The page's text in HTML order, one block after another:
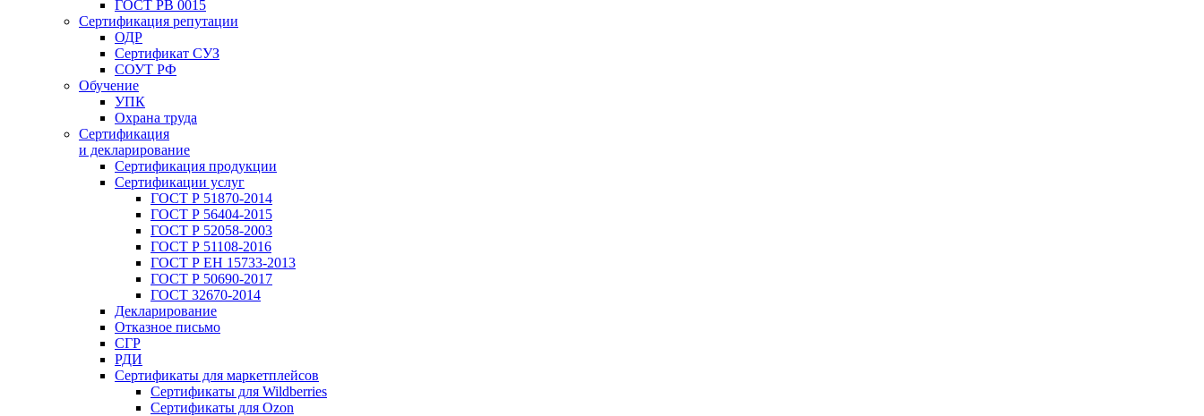
ГОСТ РВ 0015
Сертификация репутации
ОДР
Сертификат СУЗ
СОУТ РФ
Обучение
УПК
Охрана труда
Сертификация
и декларирование
Сертификация продукции
Сертификации услуг
ГОСТ Р 51870-2014
ГОСТ Р 56404-2015
ГОСТ Р 52058-2003
ГОСТ Р 51108-2016
ГОСТ Р ЕН 15733-2013
ГОСТ Р 50690-2017
ГОСТ 32670-2014
Декларирование
Отказное письмо
СГР
РДИ
Сертификаты для маркетплейсов
Сертификаты для Wildberries
Сертификаты для Ozon